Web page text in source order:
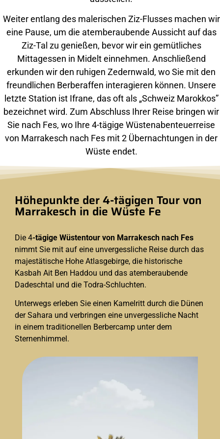
Weiter entlang des malerischen Ziz-Flusses machen wir
eine Pause, um die atemberaubende Aussicht auf das
Ziz-Tal zu genießen, bevor wir ein gemütliches
Mittagessen in Midelt einnehmen. Anschließend
erkunden wir den ruhigen Zedernwald, wo Sie mit den
freundlichen Berberaffen interagieren können. Unsere
letzte Station ist Ifrane, das oft als „Schweiz Marokkos”
bezeichnet wird. Zum Abschluss Ihrer Reise bringen wir
Sie nach Fes, wo Ihre 4-tägige Wüstenabenteuerreise
von Marrakesch nach Fes mit 2 Übernachtungen in der
Wüste endet.
Höhepunkte der 4-tägigen Tour von
Marrakesch in die Wüste Fe
Die 4-tägige Wüstentour von Marrakesch nach Fes
nimmt Sie mit auf eine unvergessliche Reise durch das
majestätische Hohe Atlasgebirge, die historische
Kasbah Ait Ben Haddou und das atemberaubende
Dadeschtal und die Todra-Schluchten.
Unterwegs erleben Sie einen Kamelritt durch die Dünen
der Sahara und verbringen eine unvergessliche Nacht
in einem traditionellen Berbercamp unter dem
Sternenhimmel.